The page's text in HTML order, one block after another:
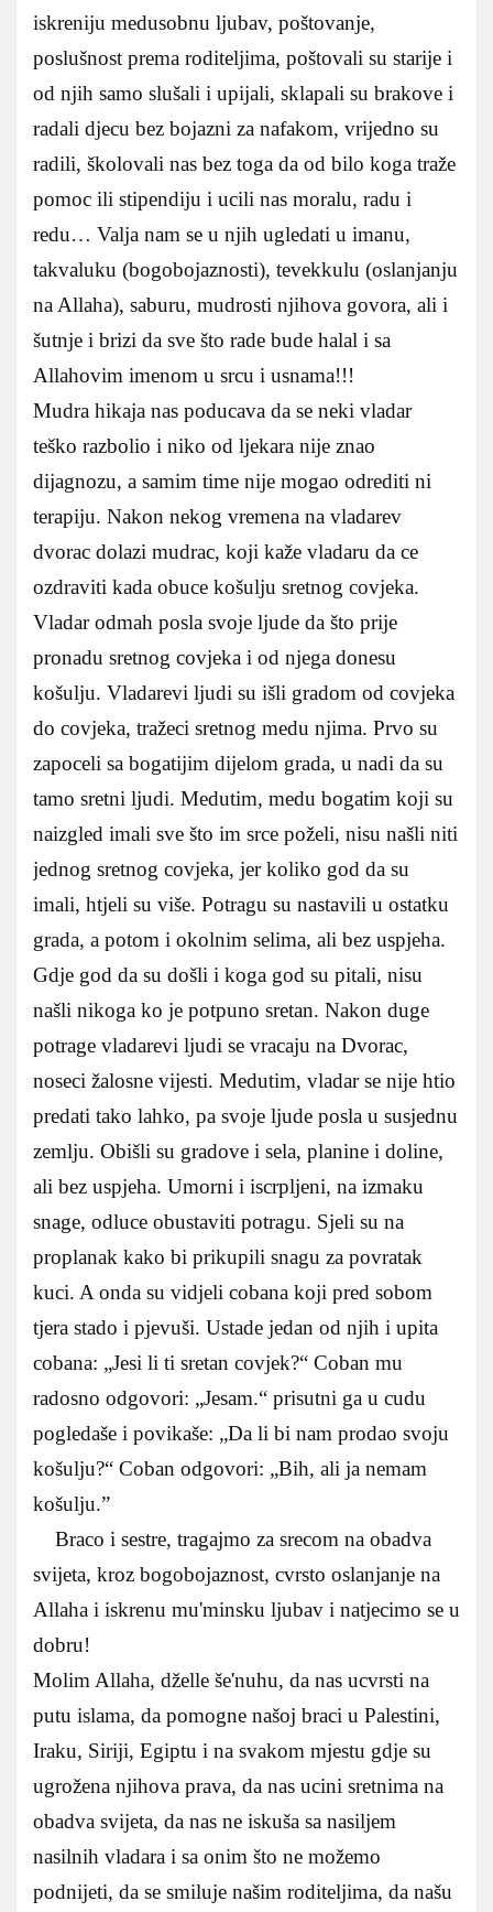
iskreniju medusobnu ljubav, poštovanje,
poslušnost prema roditeljima, poštovali su starije i
od njih samo slušali i upijali, sklapali su brakove i
radali djecu bez bojazni za nafakom, vrijedno su
radili, školovali nas bez toga da od bilo koga traže
pomoc ili stipendiju i ucili nas moralu, radu i
redu… Valja nam se u njih ugledati u imanu,
takvaluku (bogobojaznosti), tevekkulu (oslanjanju
na Allaha), saburu, mudrosti njihova govora, ali i
šutnje i brizi da sve što rade bude halal i sa
Allahovim imenom u srcu i usnama!!!
Mudra hikaja nas poducava da se neki vladar
teško razbolio i niko od ljekara nije znao
dijagnozu, a samim time nije mogao odrediti ni
terapiju. Nakon nekog vremena na vladarev
dvorac dolazi mudrac, koji kaže vladaru da ce
ozdraviti kada obuce košulju sretnog covjeka.
Vladar odmah posla svoje ljude da što prije
pronadu sretnog covjeka i od njega donesu
košulju. Vladarevi ljudi su išli gradom od covjeka
do covjeka, tražeci sretnog medu njima. Prvo su
zapoceli sa bogatijim dijelom grada, u nadi da su
tamo sretni ljudi. Medutim, medu bogatim koji su
naizgled imali sve što im srce poželi, nisu našli niti
jednog sretnog covjeka, jer koliko god da su
imali, htjeli su više. Potragu su nastavili u ostatku
grada, a potom i okolnim selima, ali bez uspjeha.
Gdje god da su došli i koga god su pitali, nisu
našli nikoga ko je potpuno sretan. Nakon duge
potrage vladarevi ljudi se vracaju na Dvorac,
noseci žalosne vijesti. Medutim, vladar se nije htio
predati tako lahko, pa svoje ljude posla u susjednu
zemlju. Obišli su gradove i sela, planine i doline,
ali bez uspjeha. Umorni i iscrpljeni, na izmaku
snage, odluce obustaviti potragu. Sjeli su na
proplanak kako bi prikupili snagu za povratak
kuci. A onda su vidjeli cobana koji pred sobom
tjera stado i pjevuši. Ustade jedan od njih i upita
cobana: „Jesi li ti sretan covjek?“ Coban mu
radosno odgovori: „Jesam.“ prisutni ga u cudu
pogledaše i povikaše: „Da li bi nam prodao svoju
košulju?“ Coban odgovori: „Bih, ali ja nemam
košulju.”
Braco i sestre, tragajmo za srecom na obadva
svijeta, kroz bogobojaznost, cvrsto oslanjanje na
Allaha i iskrenu mu'minsku ljubav i natjecimo se u
dobru!
Molim Allaha, dželle še'nuhu, da nas ucvrsti na
putu islama, da pomogne našoj braci u Palestini,
Iraku, Siriji, Egiptu i na svakom mjestu gdje su
ugrožena njihova prava, da nas ucini sretnima na
obadva svijeta, da nas ne iskuša sa nasiljem
nasilnih vladara i sa onim što ne možemo
podnijeti, da se smiluje našim roditeljima, da našu